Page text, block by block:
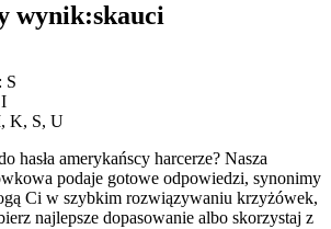
wynik:skauci
S
K, S, U
hasła amerykańscy harcerze? Nasza
podaje gotowe odpowiedzi, synonimy
Ci w szybkim rozwiązywaniu krzyżówek,
najlepsze dopasowanie albo skorzystaj z